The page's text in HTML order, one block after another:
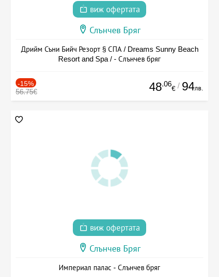
виж офертата
Слънчев Бряг
Дрийм Съни Бийч Резорт § СПА / Dreams Sunny Beach
Resort and Spa / - Слънчев бряг
-15%
56.75€ 48.06
€ / 94лв.
виж офертата
Слънчев Бряг
Империал палас - Слънчев бряг